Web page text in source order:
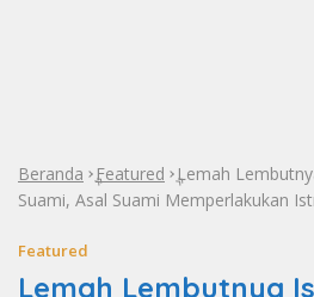
Beranda »Featured »Lemah
Suami, Asal Suami Memperlakukan
Featured
Lemah Lembutnya